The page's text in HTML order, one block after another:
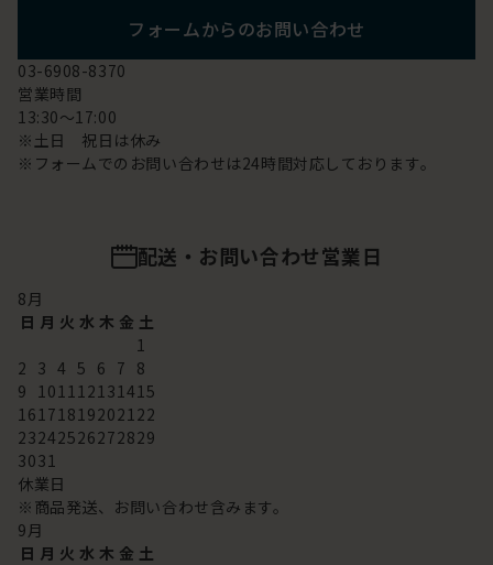
フォームからのお問い合わせ
03-6908-8370
営業時間
13:30～17:00
※土日 祝日は休み
※フォームでのお問い合わせは24時間対応しております。
配送・お問い合わせ営業日
8月
日 月 火 水 木 金 土
1
2 3 4 5 6 7 8
9 101112131415
16171819202122
23242526272829
3031
休業日
※商品発送、お問い合わせ含みます。
9月
日 月 火 水 木 金 土